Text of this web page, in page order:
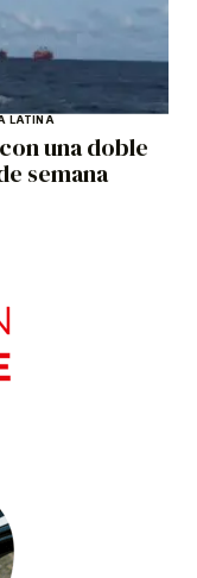
LATINA
una doble
semana